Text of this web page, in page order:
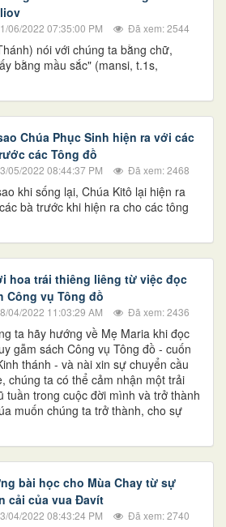
06/2022 07:35:00 PM Đã xem: 2544
nói với chúng ta bằng chữ,
bằng mầu sắc" (mansi, t.1s,
Chúa Phục Sinh hiện ra với các
các Tông đồ
05/2022 08:44:37 PM Đã xem: 2468
khi sống lại, Chúa Kitô lại hiện ra
bà trước khi hiện ra cho các tông
hoa trái thiêng liêng từ việc đọc
Công vụ Tông đồ
04/2022 11:03:29 AM Đã xem: 2436
ta hãy hướng về Mẹ Maria khi đọc
gẫm sách Công vụ Tông đồ - cuốn
thánh - và nài xin sự chuyển cầu
chúng ta có thể cảm nhận một trải
tuần trong cuộc đời mình và trở thành
muốn chúng ta trở thành, cho sự
bài học cho Mùa Chay từ sự
cải của vua Đavít
04/2022 08:43:24 PM Đã xem: 2740